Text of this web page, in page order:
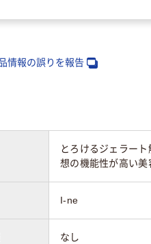
情報の誤りを報告
とろけるジェラー
想の機能性が高い美
I-ne
なし